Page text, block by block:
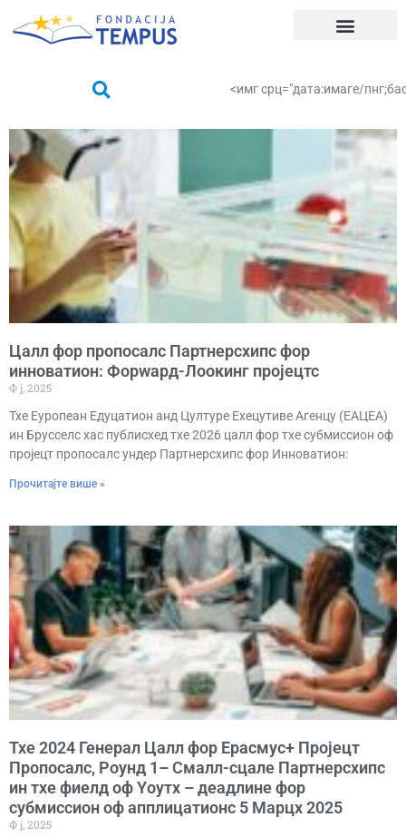
<имг срц="дата:имаге/
Цалл фор пропосалс Партнерсхипс фор
инноватион: Форwард-Лоокинг пројецтс
Ф ј, 2025
Тхе Еуропеан Едуцатион анд Цултуре Еxецутиве Агенцy (ЕАЦЕА)
ин Брусселс хас публисхед тхе 2026 цалл фор тхе субмиссион оф
пројецт пропосалс ундер Партнерсхипс фор Инноватион:
Прочитајте више »
Тхе 2024 Генерал Цалл фор Ерасмус+ Пројецт
Пропосалс, Роунд 1– Смалл-сцале Партнерсхипс
ин тхе фиелд оф Yоутх – деадлине фор
субмиссион оф апплицатионс 5 Марцх 2025
Ф ј, 2025